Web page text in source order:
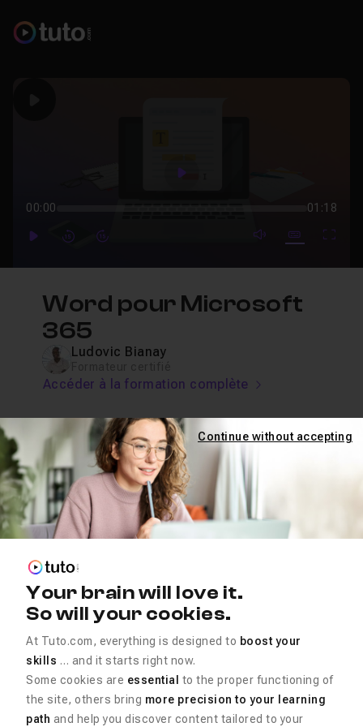
Play
00:00 01:18
PlayForwardForward mute video
Subtitles
Word pour Microsoft
365
Ludovic Bianay
Accéder à la formation complète